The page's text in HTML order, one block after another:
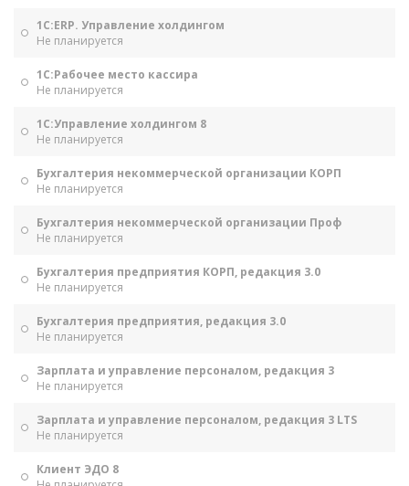
1С:ERP. Управление холдингом
Не планируется
1С:Рабочее место кассира
Не планируется
1С:Управление холдингом 8
Не планируется
Бухгалтерия некоммерческой организации КОРП
Не планируется
Бухгалтерия некоммерческой организации Проф
Не планируется
Бухгалтерия предприятия КОРП, редакция 3.0
Не планируется
Бухгалтерия предприятия, редакция 3.0
Не планируется
Зарплата и управление персоналом, редакция 3
Не планируется
Зарплата и управление персоналом, редакция 3 LTS
Не планируется
Клиент ЭДО 8